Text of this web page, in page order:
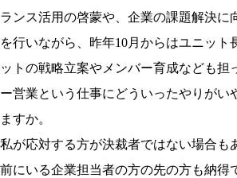
ランス活用の啓蒙や、企業の課題解決に
を行いながら、昨年10月からはユニット
ットの戦略立案やメンバー育成なども担
ー営業という仕事にどういったやりがい
ますか。
私が応対する方が決裁者ではない場合も
前にいる企業担当者の方の先の方も納得